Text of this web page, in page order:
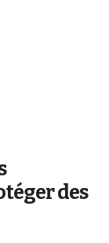
des